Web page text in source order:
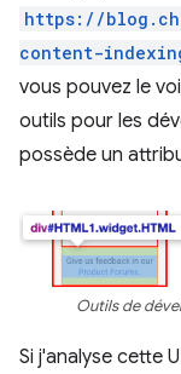
https://
content-
vous pouvez le
outils pour les
possède un
Outils de
Si j'analyse cette